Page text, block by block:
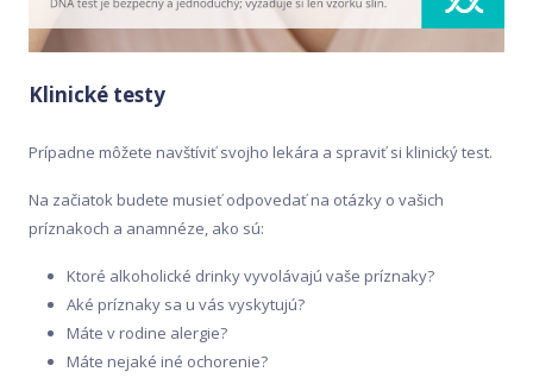
Klinické testy
Prípadne môžete navštíviť svojho lekára a spraviť si klinický test.
Na začiatok budete musieť odpovedať na otázky o vašich
príznakoch a anamnéze, ako sú:
Ktoré alkoholické drinky vyvolávajú vaše príznaky?
Aké príznaky sa u vás vyskytujú?
Máte v rodine alergie?
Máte nejaké iné ochorenie?